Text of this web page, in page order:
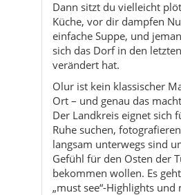
Olur ist kein klassischer
Ort – und genau das
Der Landkreis eignet sich
Ruhe suchen,
langsam unterwegs sind
Gefühl für den Osten der
bekommen wollen. Es
„must see“-Highlights
Gesamtgefühl:
im Tal, eine rostige
Kinder, die einen Fußball
und der Muezzinruf, der
Luft trägt.